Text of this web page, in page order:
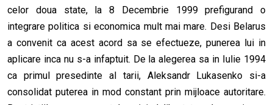
celor doua state, la 8 Decembrie 1999 prefigurand o
integrare politica si economica mult mai mare. Desi Belarus
a convenit ca acest acord sa se efectueze, punerea lui in
aplicare inca nu s-a infaptuit. De la alegerea sa in Iulie 1994
ca primul presedinte al tarii, Aleksandr Lukasenko si-a
consolidat puterea in mod constant prin mijloace autoritare.